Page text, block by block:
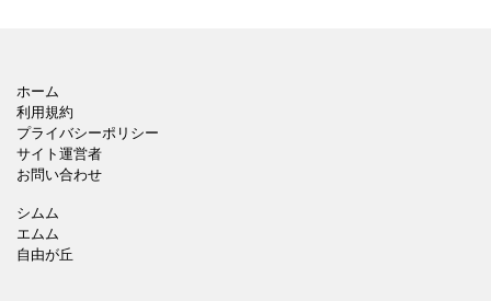
ホーム
利用規約
プライバシーポリシー
サイト運営者
お問い合わせ
シムム
エムム
自由が丘